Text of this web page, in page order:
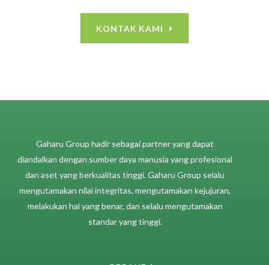
KONTAK KAMI
​​Gaharu Group hadir sebagai partner yang dapat
diandalkan dengan sumber daya manusia yang profesional
dan aset yang berkualitas tinggi. Gaharu Group selalu
mengutamakan nilai integritas, mengutamakan kejujuran,
melakukan hal yang benar, dan selalu mengutamakan
standar yang tinggi.